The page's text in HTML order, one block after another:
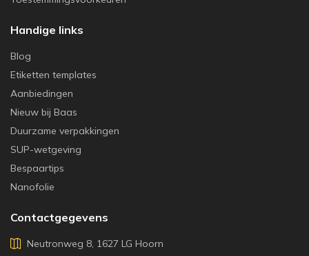
Handige links
Blog
Etiketten templates
Aanbiedingen
Nieuw bij Baas
Duurzame verpakkingen
SUP-wetgeving
Bespaartips
Nanofolie
Contactgegevens
Neutronweg 8, 1627 LG Hoorn